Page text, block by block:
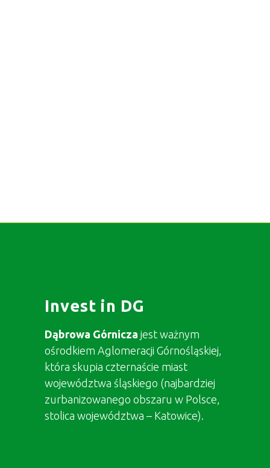
Invest in DG
Dąbrowa Górnicza jest ważnym
ośrodkiem Aglomeracji Górnośląskiej,
która skupia czternaście miast
województwa śląskiego (najbardziej
zurbanizowanego obszaru w Polsce,
stolica województwa – Katowice).